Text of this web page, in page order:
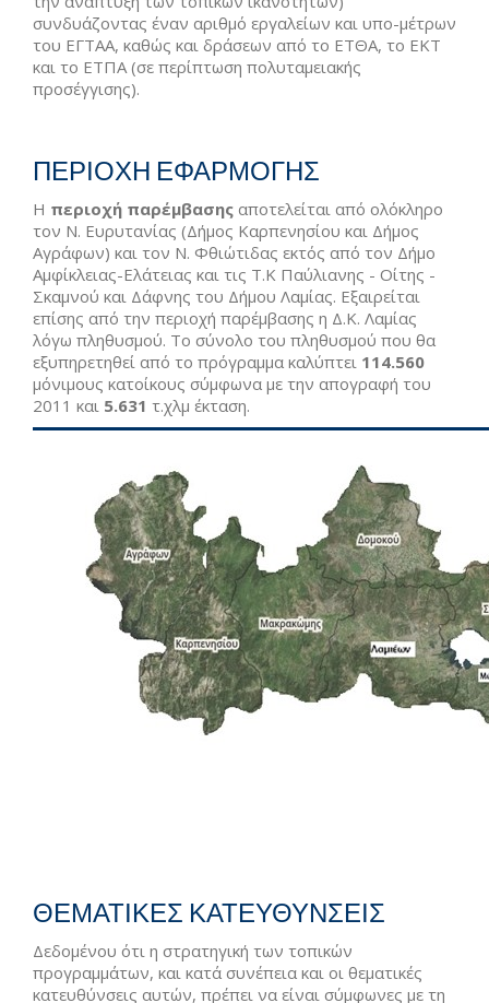
συνδυάζοντας έναν αριθμό εργαλείων και υπο-μέτρων
του ΕΓΤΑΑ, καθώς και δράσεων από το ΕΤΘΑ, το ΕΚΤ
και το ΕΤΠΑ (σε περίπτωση πολυταμειακής
προσέγγισης).
ΠΕΡΙΟΧΗ ΕΦΑΡΜΟΓΗΣ
Η περιοχή παρέμβασης αποτελείται από ολόκληρο
τον Ν. Ευρυτανίας (Δήμος Καρπενησίου και Δήμος
Αγράφων) και τον Ν. Φθιώτιδας εκτός από τον Δήμο
Αμφίκλειας-Ελάτειας και τις Τ.Κ Παύλιανης - Οίτης -
Σκαμνού και Δάφνης του Δήμου Λαμίας. Εξαιρείται
επίσης από την περιοχή παρέμβασης η Δ.Κ. Λαμίας
λόγω πληθυσμού. Το σύνολο του πληθυσμού που θα
εξυπηρετηθεί από το πρόγραμμα καλύπτει 114.560
μόνιμους κατοίκους σύμφωνα με την απογραφή του
2011 και 5.631 τ.χλμ έκταση.
ΘΕΜΑΤΙΚΕΣ ΚΑΤΕΥΘΥΝΣΕΙΣ
Δεδομένου ότι η στρατηγική των τοπικών
προγραμμάτων, και κατά συνέπεια και οι θεματικές
κατευθύνσεις αυτών, πρέπει να είναι σύμφωνες με τη